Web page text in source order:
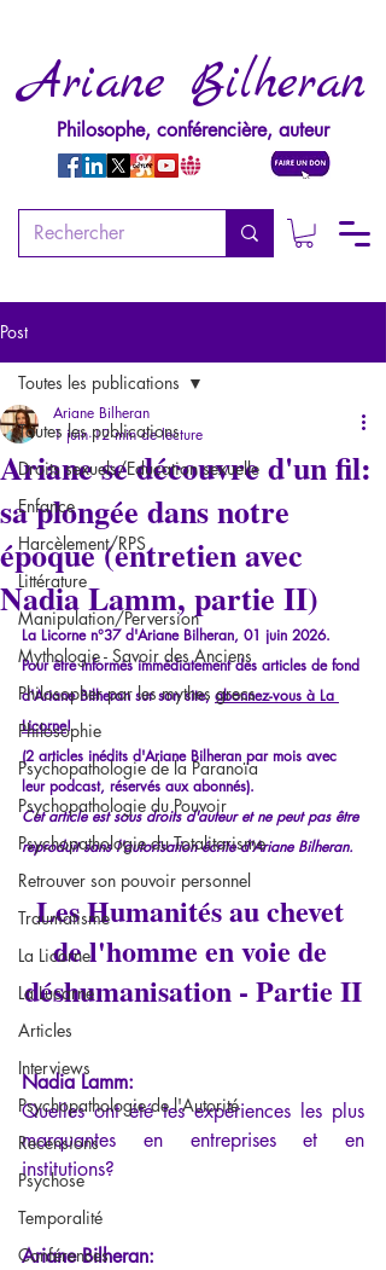
Ariane Bilheran
Philosophe, conférencière, auteur
Post
Toutes les publications
Droits sexuels/Education sexuelle
Enfance
Harcèlement/RPS
Littérature
Manipulation/Perversion
Mythologie - Savoir des Anciens
Philosopher par les mythes grecs
Philosophie
Psychopathologie de la Paranoïa
Psychopathologie du Pouvoir
Psychopathologie du Totalitarisme
Retrouver son pouvoir personnel
Traumatisme
La Licorne
La Lucarne
Articles
Interviews
Psychopathologie de l'Autorité
Recensions
Psychose
Temporalité
Conférences
Toutes les publications
Ariane se découvre d'un fil:
sa plongée dans notre
époque (entretien avec
Nadia Lamm, partie II)
Ariane Bilheran
1 juin 12 min de lecture
La Licorne n°37 d'Ariane Bilheran, 01 juin 2026.
Pour être informés immédiatement des articles de fond
d'Ariane Bilheran sur son site, abonnez-vous à La
Licorne!
(2 articles inédits d'Ariane Bilheran par mois avec
leur podcast, réservés aux abonnés).
Cet article est sous droits d'auteur et ne peut pas être
reproduit sans l'autorisation écrite d'Ariane Bilheran.
Les Humanités au chevet
de l'homme en voie de
déshumanisation - Partie II
Nadia Lamm:
Quelles ont été tes expériences les plus
marquantes en entreprises et en
institutions?
Ariane Bilheran: